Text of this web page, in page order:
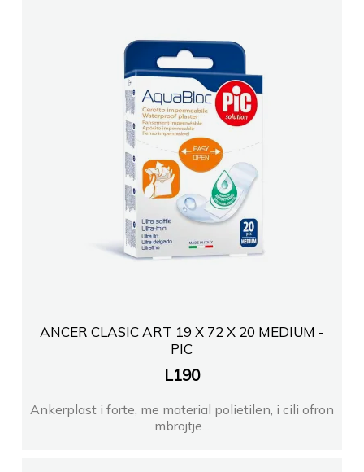
ANCER CLASIC ART 19 X 72 X 20 MEDIUM -
PIC
L190
Ankerplast i forte, me material polietilen, i cili ofron
mbrojtje...